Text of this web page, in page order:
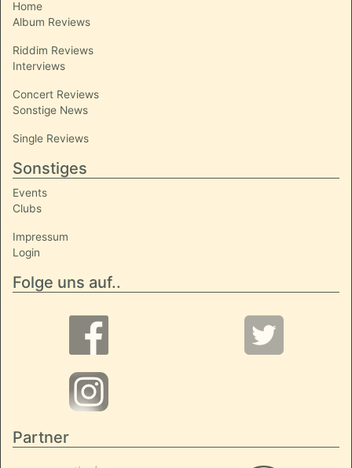
Home
Album Reviews
Riddim Reviews
Interviews
Concert Reviews
Sonstige News
Single Reviews
Sonstiges
Events
Clubs
Impressum
Login
Folge uns auf..
Partner